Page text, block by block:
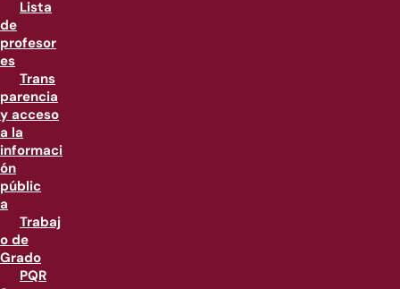
Lista
de
profesor
es
Trans
parencia
y acceso
a la
informaci
ón
públic
a
Trabaj
o de
Grado
PQR